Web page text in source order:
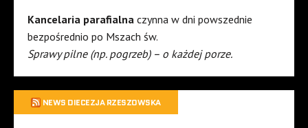
Kancelaria parafialna czynna w dni powszednie
bezpośrednio po Mszach św.
Sprawy pilne (np. pogrzeb) – o każdej porze.
NEWS DIECEZJA RZESZOWSKA